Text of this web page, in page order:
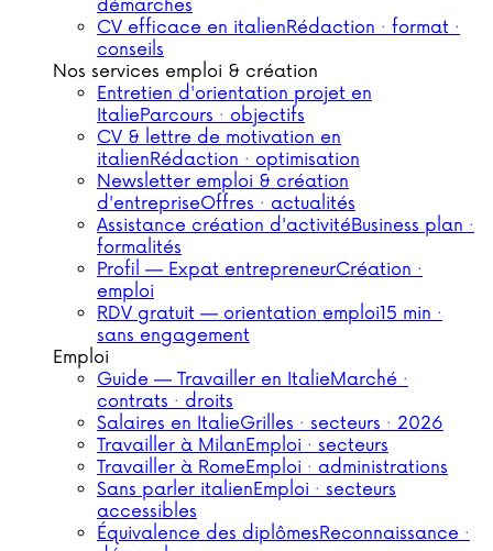
démarches
CV efficace en italienRédaction · format ·
conseils
Nos services emploi & création
Entretien d'orientation projet en
ItalieParcours · objectifs
CV & lettre de motivation en
italienRédaction · optimisation
Newsletter emploi & création
d'entrepriseOffres · actualités
Assistance création d'activitéBusiness plan ·
formalités
Profil — Expat entrepreneurCréation ·
emploi
RDV gratuit — orientation emploi15 min ·
sans engagement
Emploi
Guide — Travailler en ItalieMarché ·
contrats · droits
Salaires en ItalieGrilles · secteurs · 2026
Travailler à MilanEmploi · secteurs
Travailler à RomeEmploi · administrations
Sans parler italienEmploi · secteurs
accessibles
Équivalence des diplômesReconnaissance ·